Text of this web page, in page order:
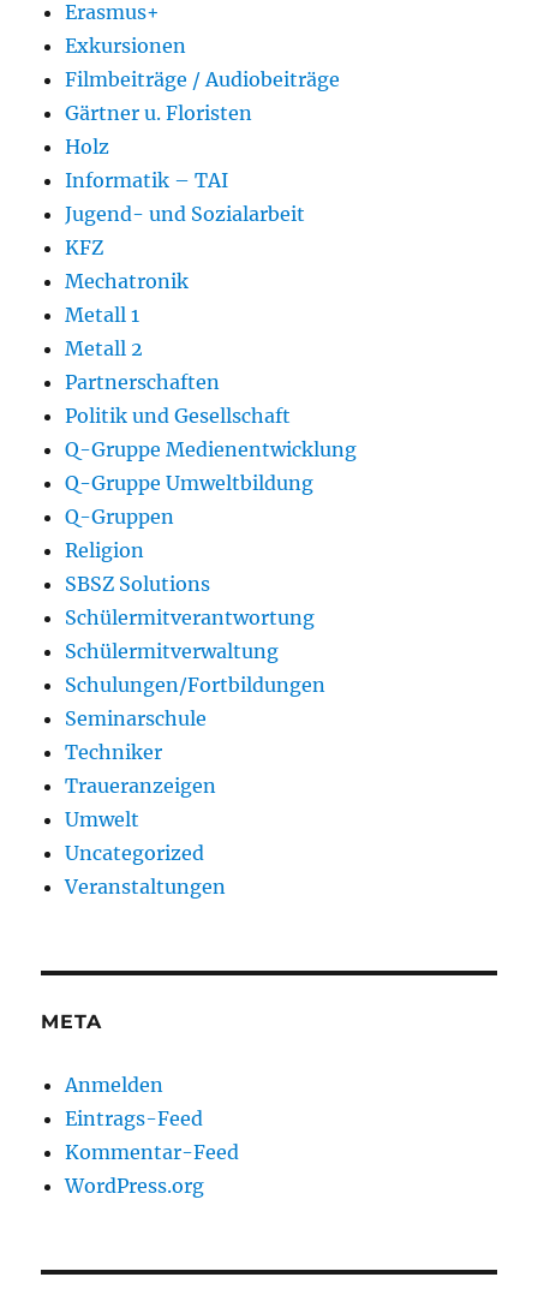
Erasmus+
Exkursionen
Filmbeiträge / Audiobeiträge
Gärtner u. Floristen
Holz
Informatik – TAI
Jugend- und Sozialarbeit
KFZ
Mechatronik
Metall 1
Metall 2
Partnerschaften
Politik und Gesellschaft
Q-Gruppe Medienentwicklung
Q-Gruppe Umweltbildung
Q-Gruppen
Religion
SBSZ Solutions
Schülermitverantwortung
Schülermitverwaltung
Schulungen/Fortbildungen
Seminarschule
Techniker
Traueranzeigen
Umwelt
Uncategorized
Veranstaltungen
META
Anmelden
Eintrags-Feed
Kommentar-Feed
WordPress.org